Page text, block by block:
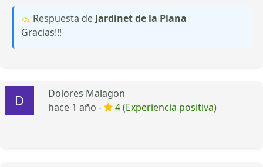
Respuesta de Jardinet de la Plana
Gracias!!!
Dolores Malagon
hace 1 año -
4 (Experiencia positiva)